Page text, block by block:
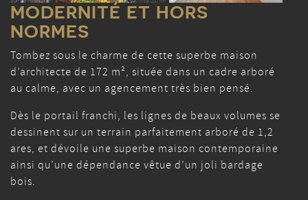
MODERNITÉ ET HORS
NORMES
Tombez sous le charme de cette superbe maison
d’architecte de 172 m², située dans un cadre arboré
au calme, avec un agencement très bien pensé.
Dès le portail franchi, les lignes de beaux volumes se
dessinent sur un terrain parfaitement arboré de 1,2
ares, et dévoile une superbe maison contemporaine
ainsi qu’une dépendance vêtue d’un joli bardage
bois.